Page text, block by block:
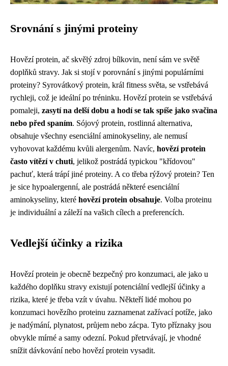
Srovnání s jinými proteiny
Hovězí protein, ač skvělý zdroj bílkovin, není sám ve světě
doplňků stravy. Jak si stojí v porovnání s jinými populárními
proteiny? Syrovátkový protein, král fitness světa, se vstřebává
rychleji, což je ideální po tréninku. Hovězí protein se vstřebává
pomaleji, zasytí na delší dobu a hodí se tak spíše jako svačina
nebo před spaním. Sójový protein, rostlinná alternativa,
obsahuje všechny esenciální aminokyseliny, ale nemusí
vyhovovat každému kvůli alergenům. Navíc, hovězí protein
často vítězí v chuti, jelikož postrádá typickou "křídovou"
pachuť, která trápí jiné proteiny. A co třeba rýžový protein? Ten
je sice hypoalergenní, ale postrádá některé esenciální
aminokyseliny, které hovězí protein obsahuje. Volba proteinu
je individuální a záleží na vašich cílech a preferencích.
Vedlejší účinky a rizika
Hovězí protein je obecně bezpečný pro konzumaci, ale jako u
každého doplňku stravy existují potenciální vedlejší účinky a
rizika, které je třeba vzít v úvahu. Někteří lidé mohou po
konzumaci hovězího proteinu zaznamenat zažívací potíže, jako
je nadýmání, plynatost, průjem nebo zácpa. Tyto příznaky jsou
obvykle mírné a samy odezní. Pokud přetrvávají, je vhodné
snížit dávkování nebo hovězí protein vysadit.